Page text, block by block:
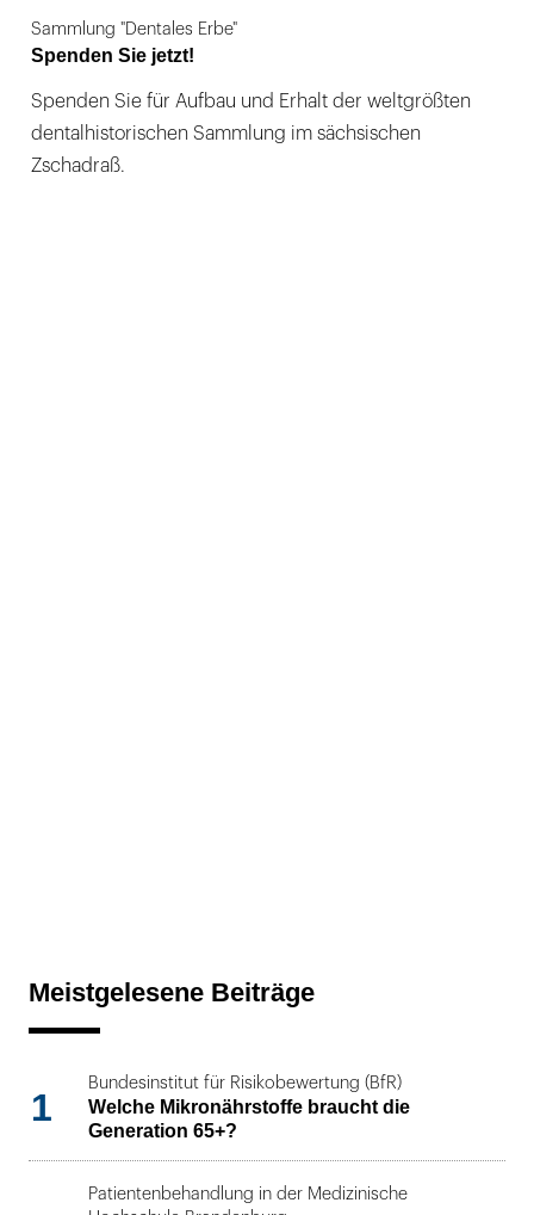
Sammlung "Dentales Erbe"
Spenden Sie jetzt!
Spenden Sie für Aufbau und Erhalt der weltgrößten
dentalhistorischen Sammlung im sächsischen
Zschadraß.
Meistgelesene Beiträge
1
Bundesinstitut für Risikobewertung (BfR)
Welche Mikronährstoffe braucht die
Generation 65+?
Patientenbehandlung in der Medizinische